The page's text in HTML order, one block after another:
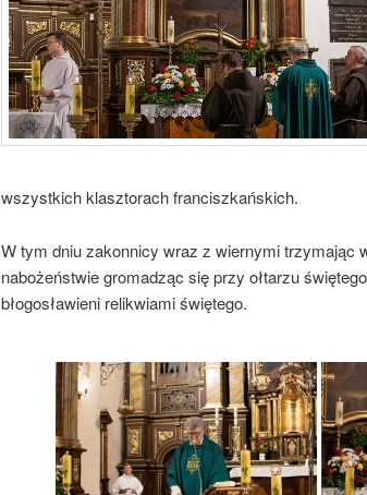
wszystkich klasztorach franciszkańskich.
W tym dniu zakonnicy wraz z wiernymi trzymając
nabożeństwie gromadząc się przy ołtarzu
błogosławieni relikwiami świętego.